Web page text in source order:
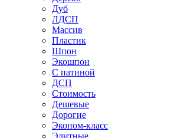
Дуб
ЛДСП
Массив
Пластик
Шпон
Экошпон
С патиной
ДСП
Стоимость
Дешевые
Дорогие
Эконом-класс
Элитные